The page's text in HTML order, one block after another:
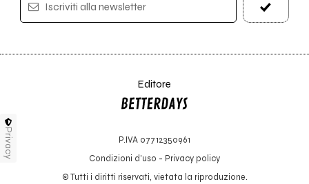
Iscriviti alla newsletter
Editore
P.IVA 07712350961
Condizioni d'uso - Privacy policy
© Tutti i diritti riservati, vietata la riproduzione.
Privacy